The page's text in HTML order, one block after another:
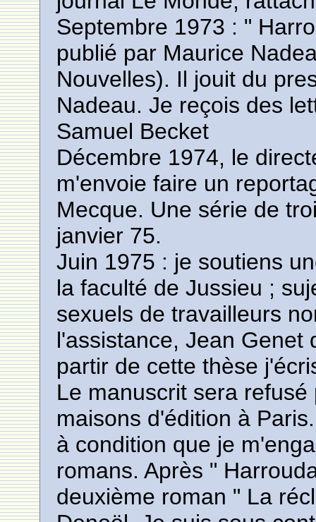
Septembre 1973 : "
publié par Maurice
Nouvelles). Il jouit du
Nadeau. Je reçois des
Samuel Becket
Décembre 1974, le
m'envoie faire un
Mecque. Une série de
janvier 75.
Juin 1975 : je soutiens
la faculté de Jussieu ;
sexuels de travailleurs
l'assistance, Jean Genet
partir de cette thèse
Le manuscrit sera
maisons d'édition à
à condition que je
romans. Après "
deuxième roman " La